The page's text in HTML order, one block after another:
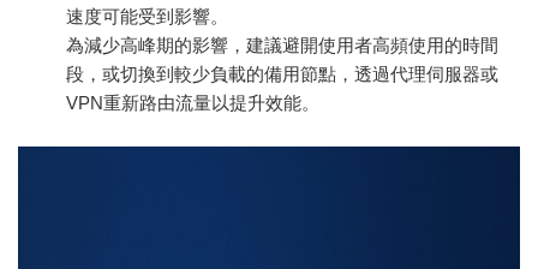
速度可能受到影響。
為減少高峰期的影響，建議避開使用者高頻使用的時間
段，或切換到較少負載的備用節點，透過代理伺服器或
VPN重新路由流量以提升效能。